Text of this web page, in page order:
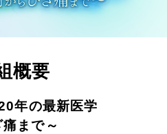
概要
年の最新医学
まで～